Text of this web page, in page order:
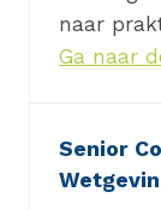
naar
Ga naar
Senior